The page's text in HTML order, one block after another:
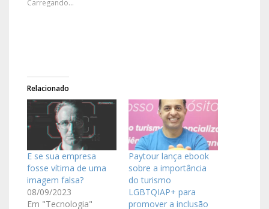
Carregando...
Relacionado
E se sua empresa
fosse vítima de uma
imagem falsa?
08/09/2023
Em "Tecnologia"
Paytour lança ebook
sobre a importância
do turismo
LGBTQIAP+ para
promover a inclusão